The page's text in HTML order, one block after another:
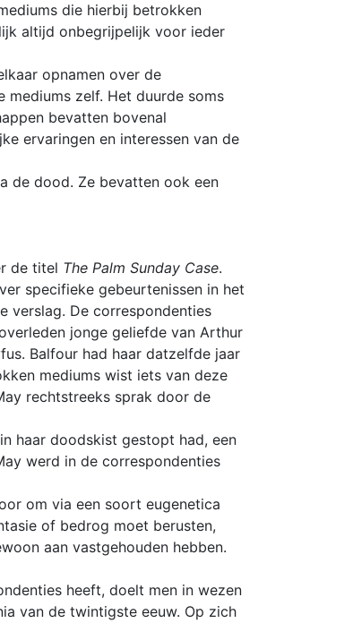
die hierbij betrokken
altijd onbegrijpelijk voor ieder
opnamen over de
zelf. Het duurde soms
bevatten bovenal
ervaringen en interessen van de
de dood. Ze bevatten ook een
de titel The Palm Sunday Case.
specifieke gebeurtenissen in het
verslag. De correspondenties
jonge geliefde van Arthur
Balfour had haar datzelfde jaar
mediums wist iets van deze
rechtstreeks sprak door de
haar doodskist gestopt had, een
werd in de correspondenties
om via een soort eugenetica
of bedrog moet berusten,
aan vastgehouden hebben.
heeft, doelt men in wezen
van de twintigste eeuw. Op zich